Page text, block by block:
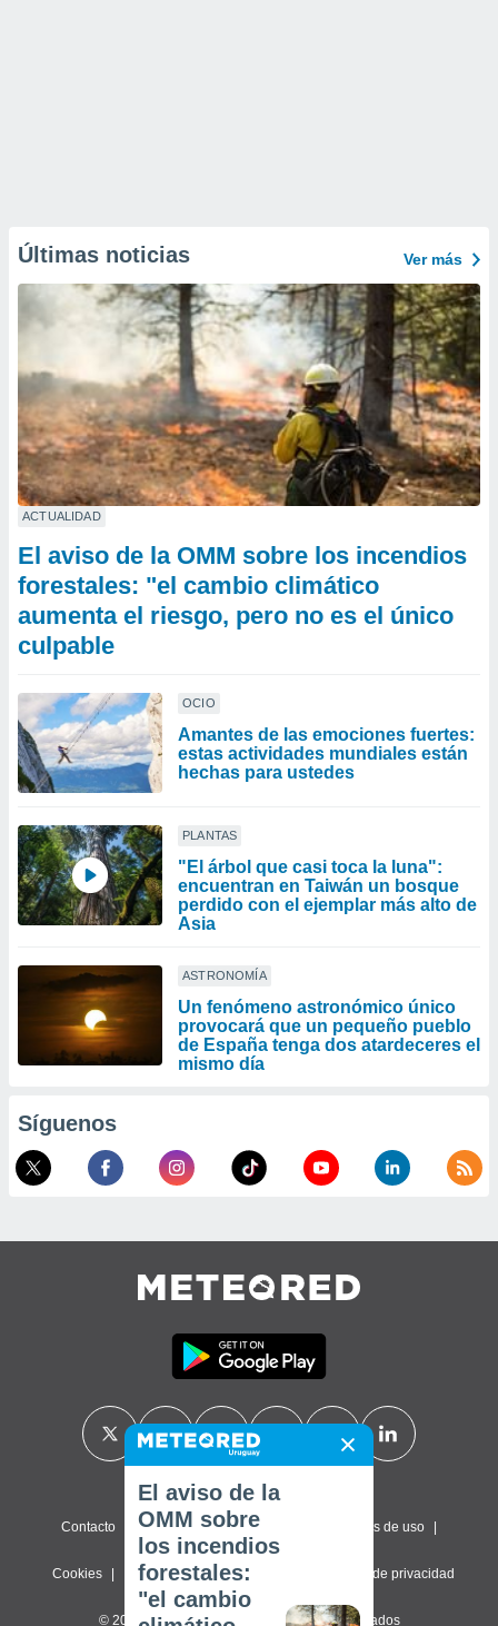
Últimas noticias Ver más
ACTUALIDAD
El aviso de la OMM sobre los incendios
forestales: "el cambio climático
aumenta el riesgo, pero no es el único
culpable
OCIO
Amantes de las emociones fuertes:
estas actividades mundiales están
hechas para ustedes
PLANTAS
"El árbol que casi toca la luna":
encuentran en Taiwán un bosque
perdido con el ejemplar más alto de
Asia
ASTRONOMÍA
Un fenómeno astronómico único
provocará que un pequeño pueblo
de España tenga dos atardeceres el
mismo día
Síguenos
Contacto Sobre nosotros Términos de uso
Cookies Política de privacidad Configuración de privacidad
© 2026 Meteored. Todos los derechos reservados
El aviso de la
OMM sobre
los incendios
forestales:
"el cambio